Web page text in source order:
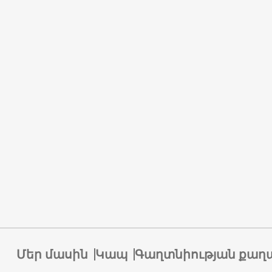
Մեր մասին Կապ Գաղտնիության